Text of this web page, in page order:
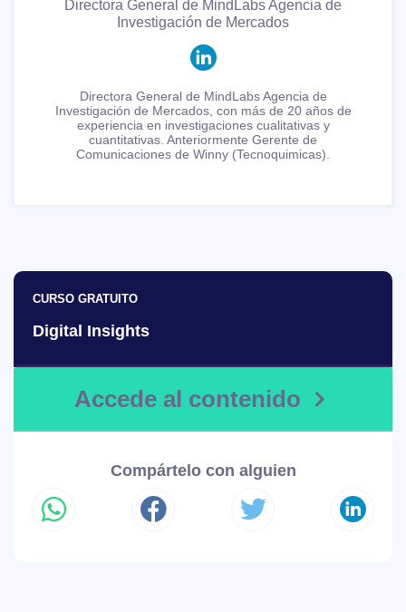
Directora General de MindLabs Agencia de
Investigación de Mercados
Directora General de MindLabs Agencia de
Investigación de Mercados, con más de 20 años de
experiencia en investigaciones cualitativas y
cuantitativas. Anteriormente Gerente de
Comunicaciones de Winny (Tecnoquimicas).
CURSO GRATUITO
Digital Insights
Accede al contenido
Compártelo con alguien